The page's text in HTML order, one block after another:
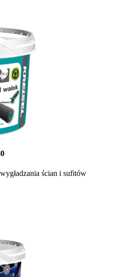
ścian i sufitów